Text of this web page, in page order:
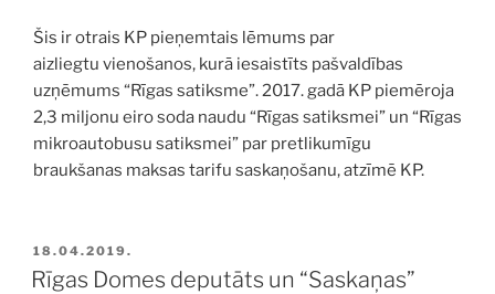
Šis ir otrais KP pieņemtais lēmums par
aizliegtu vienošanos, kurā iesaistīts pašvaldības
uzņēmums “Rīgas satiksme”. 2017. gadā KP piemēroja
2,3 miljonu eiro soda naudu “Rīgas satiksmei” un “Rīgas
mikroautobusu satiksmei” par pretlikumīgu
braukšanas maksas tarifu saskaņošanu, atzīmē KP.
PUBLICĒTS
18.04.2019.
Rīgas Domes deputāts un “Saskaņas”